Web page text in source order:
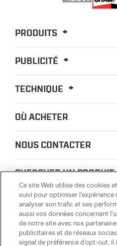
PRODUITS
PUBLICITÉ
TECHNIQUE
OÙ ACHETER
NOUS CONTACTER
CHERCHER UN PRODUIT
À PROPOS DE NOUS
CONFIDENTIALITÉ
Ce site Web utilise des cookies
suivi pour optimiser
analyser son trafic et ses
aussi vos données concernant
de notre site avec nos
publicitaires et de réseaux
signal de préférence d’opt-out,